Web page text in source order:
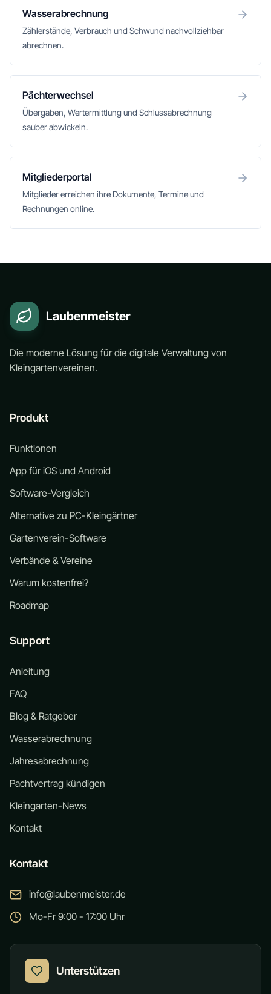
Wasserabrechnung
Zählerstände, Verbrauch und Schwund nachvollziehbar
abrechnen.
Pächterwechsel
Übergaben, Wertermittlung und Schlussabrechnung
sauber abwickeln.
Mitgliederportal
Mitglieder erreichen ihre Dokumente, Termine und
Rechnungen online.
Laubenmeister
Die moderne Lösung für die digitale Verwaltung von
Kleingartenvereinen.
Produkt
Funktionen
App für iOS und Android
Software-Vergleich
Alternative zu PC-Kleingärtner
Gartenverein-Software
Verbände & Vereine
Warum kostenfrei?
Roadmap
Support
Anleitung
FAQ
Blog & Ratgeber
Wasserabrechnung
Jahresabrechnung
Pachtvertrag kündigen
Kleingarten-News
Kontakt
Kontakt
info@laubenmeister.de
Mo-Fr 9:00 - 17:00 Uhr
Unterstützen